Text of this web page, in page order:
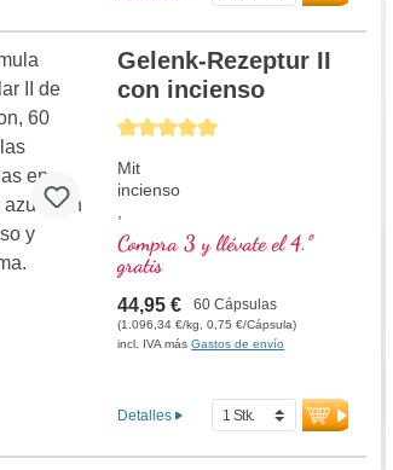
Calificación promedio de 5 de 5 estrellas
Gelenk-Rezeptur II
con incienso
Mit
incienso
cúrcuma
,
OPC
,
Omega 3
y
formación normal de
colágeno para una función
Compra 3 y llévate el 4.º
gratis
44,95 € 60 Cápsulas
(1.096,34 €/kg, 0,75 €/Cápsula)
incl. IVA másGastos de envío
Detalles